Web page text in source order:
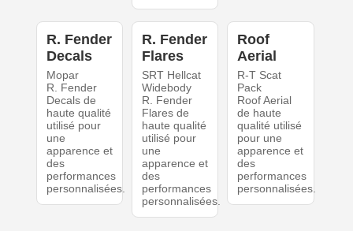
R. Fender
Decals
Mopar
R. Fender
Decals de
haute qualité
utilisé pour
une
apparence et
des
performances
personnalisées.
R. Fender
Flares
SRT Hellcat
Widebody
R. Fender
Flares de
haute qualité
utilisé pour
une
apparence et
des
performances
personnalisées.
Roof
Aerial
R-T Scat
Pack
Roof Aerial
de haute
qualité utilisé
pour une
apparence et
des
performances
personnalisées.